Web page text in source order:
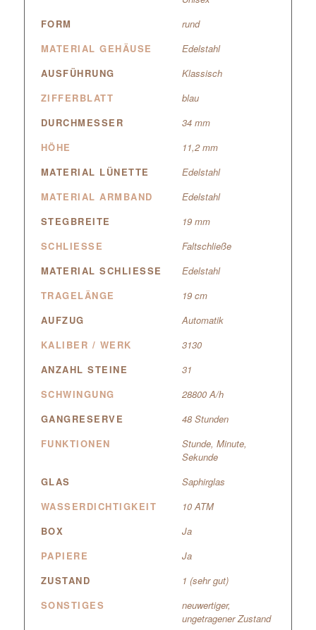
FORM
rund
MATERIAL GEHÄUSE
Edelstahl
AUSFÜHRUNG
Klassisch
ZIFFERBLATT
blau
DURCHMESSER
34 mm
HÖHE
11,2 mm
MATERIAL LÜNETTE
Edelstahl
MATERIAL ARMBAND
Edelstahl
STEGBREITE
19 mm
SCHLIESSE
Faltschließe
MATERIAL SCHLIESSE
Edelstahl
TRAGELÄNGE
19 cm
AUFZUG
Automatik
KALIBER / WERK
3130
ANZAHL STEINE
31
SCHWINGUNG
28800 A/h
GANGRESERVE
48 Stunden
FUNKTIONEN
Stunde, Minute,
Sekunde
GLAS
Saphirglas
WASSERDICHTIGKEIT
10 ATM
BOX
Ja
PAPIERE
Ja
ZUSTAND
1 (sehr gut)
SONSTIGES
neuwertiger,
ungetragener Zustand